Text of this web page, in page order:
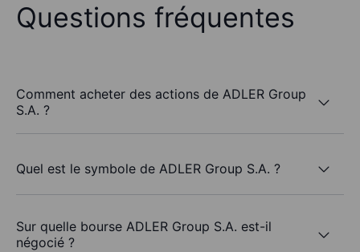
Questions fréquentes
Comment acheter des actions de ADLER Group
S.A. ?
Quel est le symbole de ADLER Group S.A. ?
Sur quelle bourse ADLER Group S.A. est-il
négocié ?